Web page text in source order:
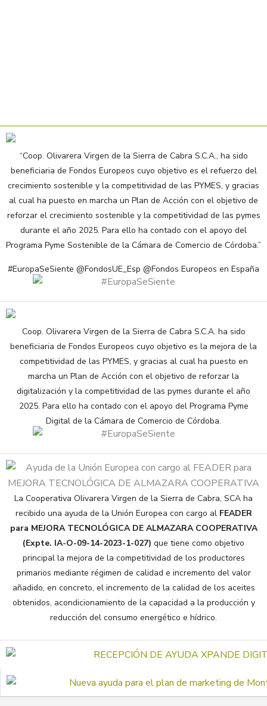
“Coop. Olivarera Virgen de la Sierra de Cabra S.C.A., ha sido
beneficiaria de Fondos Europeos cuyo objetivo es el refuerzo del
crecimiento sostenible y la competitividad de las PYMES, y gracias
al cual ha puesto en marcha un Plan de Acción con el objetivo de
reforzar el crecimiento sostenible y la competitividad de las pymes
durante el año 2025. Para ello ha contado con el apoyo del
Programa Pyme Sostenible de la Cámara de Comercio de Córdoba.”
#EuropaSeSiente @FondosUE_Esp @Fondos Europeos en España
Coop. Olivarera Virgen de la Sierra de Cabra S.C.A. ha sido
beneficiaria de Fondos Europeos cuyo objetivo es la mejora de la
competitividad de las PYMES, y gracias al cual ha puesto en
marcha un Plan de Acción con el objetivo de reforzar la
digitalización y la competitividad de las pymes durante el año
2025. Para ello ha contado con el apoyo del Programa Pyme
Digital de la Cámara de Comercio de Córdoba.
La Cooperativa Olivarera Virgen de la Sierra de Cabra, SCA ha
recibido una ayuda de la Unión Europea con cargo al FEADER
para MEJORA TECNOLÓGICA DE ALMAZARA COOPERATIVA
(Expte. IA-O-09-14-2023-1-027) que tiene como objetivo
principal la mejora de la competitividad de los productores
primarios mediante régimen de calidad e incremento del valor
añadido, en concreto, el incremento de la calidad de los aceites
obtenidos, acondicionamiento de la capacidad a la producción y
reducción del consumo energético e hídrico.